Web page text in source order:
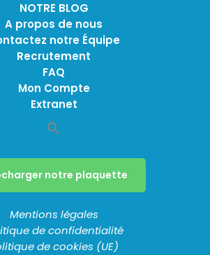
NOTRE BLOG
A propos de nous
notre Équipe
Recrutement
FAQ
Mon Compte
Extranet
notre plaquette
Mentions légales
de confidentialité
de cookies (UE)